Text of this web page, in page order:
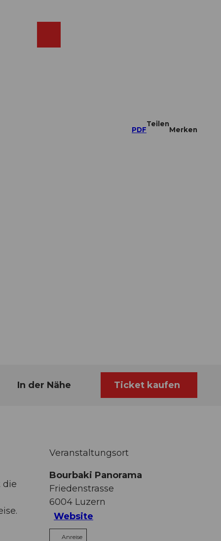
PDF
Teilen
Merken
In der Nähe Ticket kaufen
die
Veranstaltungsort
Bourbaki Panorama
Friedenstrasse
6004 Luzern
Website
Anreise